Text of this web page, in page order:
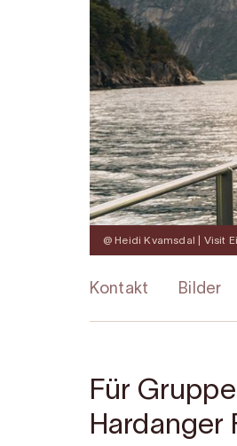
@ Heidi Kvamsdal | Visit
Kontakt Bilder
Für
Hardanger